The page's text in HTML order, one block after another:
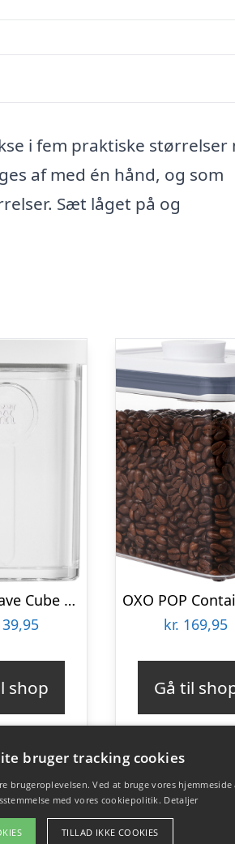
i fem praktiske størrelser
af med én hånd, og som
Sæt låget på og
Fresh & Save Cube Beholder 2S Genhv
shop
kr. 169,95
Gå til
bruger tracking cookies
brugeroplevelsen. Ved at bruge vores hjemmeside
med vores cookiepolitik. Detaljer
TILLAD IKKE COOKIES